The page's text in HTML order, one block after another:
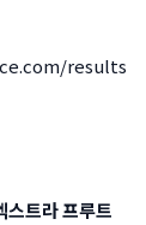
results
스트라 프루트